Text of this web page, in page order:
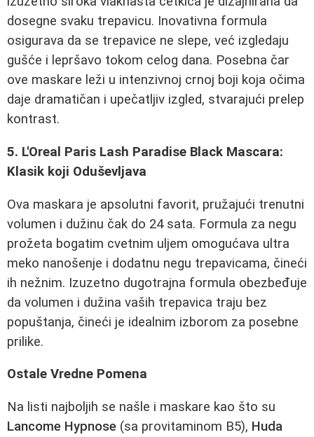
dosegne svaku trepavicu. Inovativna formula
osigurava da se trepavice ne slepe, već izgledaju
gušće i lepršavo tokom celog dana. Posebna čar
ove maskare leži u intenzivnoj crnoj boji koja očima
daje dramatičan i upečatljiv izgled, stvarajući prelep
kontrast.
5. L'Oreal Paris Lash Paradise Black Mascara:
Klasik koji Oduševljava
Ova maskara je apsolutni favorit, pružajući trenutni
volumen i dužinu čak do 24 sata. Formula za negu
prožeta bogatim cvetnim uljem omogućava ultra
meko nanošenje i dodatnu negu trepavicama, čineći
ih nežnim. Izuzetno dugotrajna formula obezbeđuje
da volumen i dužina vaših trepavica traju bez
popuštanja, čineći je idealnim izborom za posebne
prilike.
Ostale Vredne Pomena
Na listi najboljih se našle i maskare kao što su
Lancome Hypnose (sa provitaminom B5), Huda